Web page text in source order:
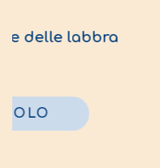
Quali sono le